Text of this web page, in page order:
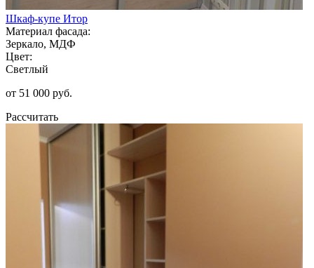
Шкаф-купе Итор
Материал фасада:
Зеркало, МДФ
Цвет:
Светлый
от 51 000 руб.
Рассчитать